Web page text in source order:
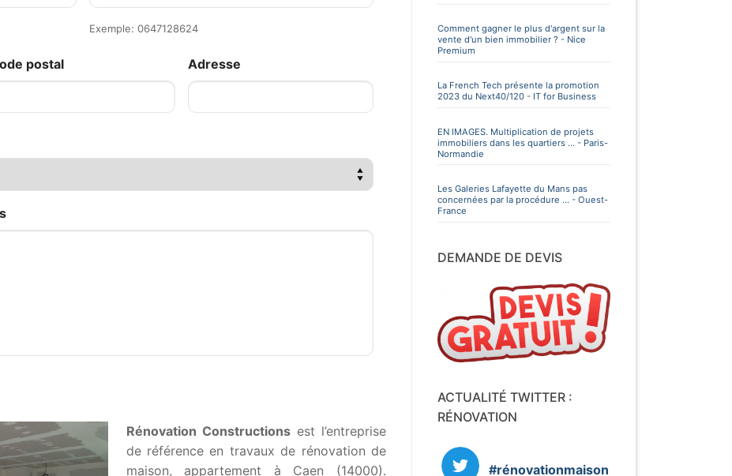
Exemple: 0647128624
postal Adresse
Rénovation Constructionsest l’entreprise
de référence en travaux de rénovation de
maison, appartement à Caen (14000).
Comment gagner le plus d'argent sur la
vente d'un bien immobilier ? - Nice
Premium
La French Tech présente la promotion
2023 du Next40/120 - IT for Business
EN IMAGES. Multiplication de projets
immobiliers dans les quartiers ... - Paris-
Normandie
Les Galeries Lafayette du Mans pas
concernées par la procédure ... - Ouest-
France
DEMANDE DE DEVIS
ACTUALITÉ TWITTER :
RÉNOVATION
#rénovationmaison